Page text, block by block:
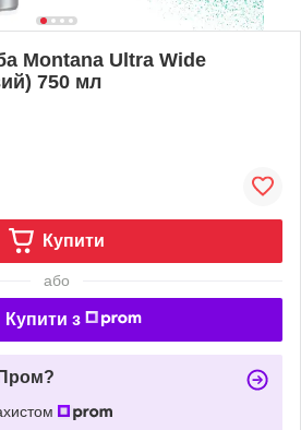
Montana Ultra Wide
750 мл
Купити
або
Купити з